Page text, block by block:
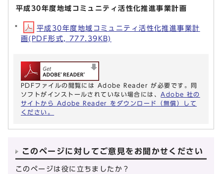
平成30年度地域コミュニティ活性化推進事業計画
平成30年度地域コミュニティ活性化推進事業計
画(PDF形式, 777.39KB)
PDFファイルの閲覧には Adobe Reader が必要です。同
ソフトがインストールされていない場合には、 Adobe 社の
サイトから Adobe Reader をダウンロード（無償）して
ください。
このページに対してご意見をお聞かせください
このページは役に立ちましたか？